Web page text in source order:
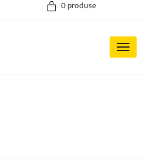
0 produse